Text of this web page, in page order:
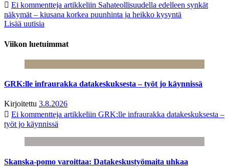
Ei kommentteja artikkeliin Sahateollisuudella edelleen synkät
näkymät – kiusana korkea puunhinta ja heikko kysyntä
Lisää uutisia
Viikon luetuimmat
GRK:lle infraurakka datakeskuksesta – työt jo käynnissä
Kirjoitettu 3.8.2026
Ei kommentteja artikkeliin GRK:lle infraurakka datakeskuksesta –
työt jo käynnissä
Skanska-pomo varoittaa: Datakeskustyömaita uhkaa